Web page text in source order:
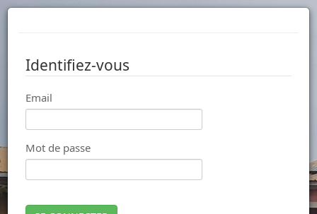
Identifiez-vous
Email
Mot de passe